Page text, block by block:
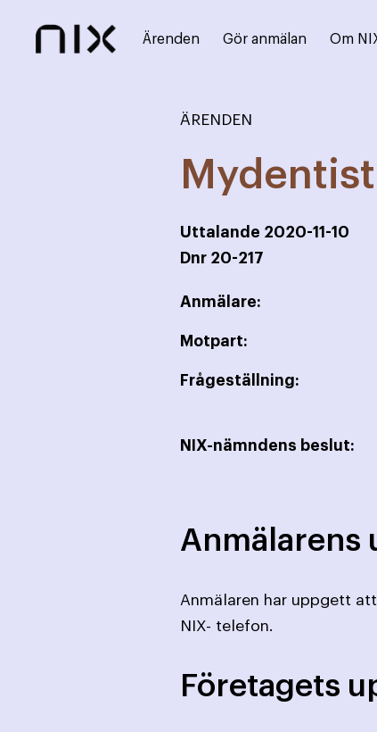
Ärenden Gör anmälan Om
ÄRENDEN
Uttalande 2020-11-10
Dnr 20-217
Anmälare:
Motpart:
Frågeställning:
NIX-nämndens beslut:
Anmälarens
Anmälaren har uppgett
NIX- telefon.
Företagets